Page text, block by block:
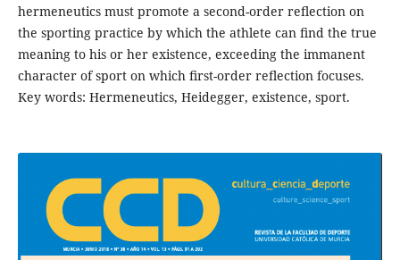
hermeneutics must promote a second-order reﬂection on
the sporting practice by which the athlete can ﬁnd the true
meaning to his or her existence, exceeding the immanent
character of sport on which ﬁrst-order reﬂection focuses.
Key words: Hermeneutics, Heidegger, existence, sport.